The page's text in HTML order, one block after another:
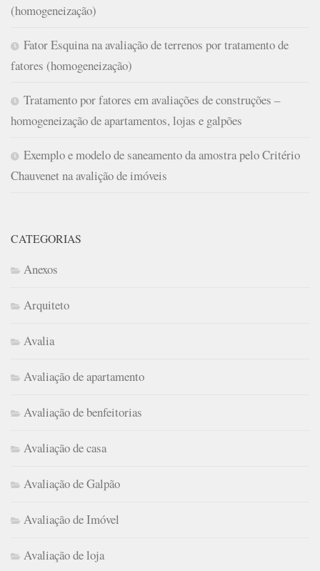
(homogeneização)
Fator Esquina na avaliação de terrenos por tratamento de
fatores (homogeneização)
Tratamento por fatores em avaliações de construções –
homogeneização de apartamentos, lojas e galpões
Exemplo e modelo de saneamento da amostra pelo Critério
Chauvenet na avalição de imóveis
CATEGORIAS
Anexos
Arquiteto
Avalia
Avaliação de apartamento
Avaliação de benfeitorias
Avaliação de casa
Avaliação de Galpão
Avaliação de Imóvel
Avaliação de loja